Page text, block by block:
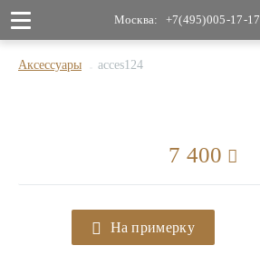
Москва: +7(495)005-17-17
Аксессуары acces124
7 400
На примерку